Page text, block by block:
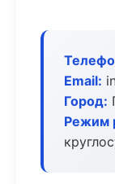
Email:
Город:
Режим